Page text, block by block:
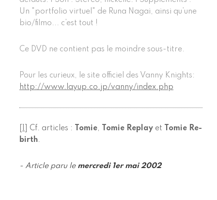
Un "portfolio virtuel" de Runa Nagai, ainsi qu’une
bio/filmo... c’est tout !
Ce DVD ne contient pas le moindre sous-titre.
Pour les curieux, le site officiel des Vanny Knights:
http://www.layup.co.jp/vanny/index.php
Cf. articles : Tomie, Tomie Replay et
Tomie Re-
birth.
- Article paru le mercredi 1er mai 2002